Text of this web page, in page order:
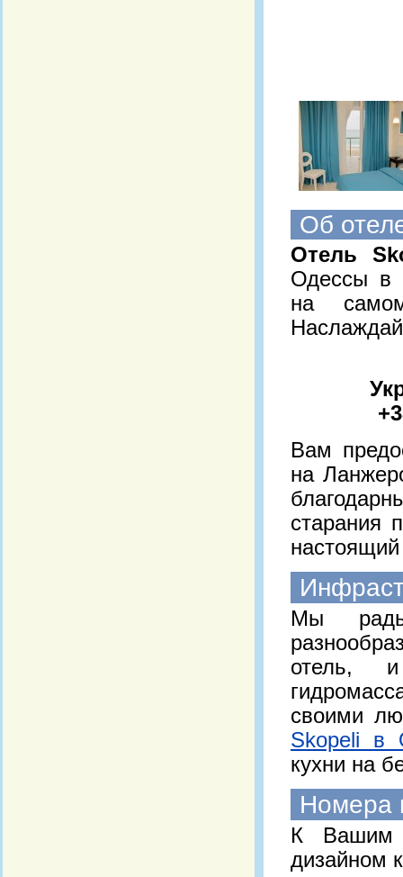
Об
Отель
Одессы в
на
Вам
на
старания
настоящий
Мы
отель,
своими
Skopeli в
кухни на
Номера
К Вашим
дизайном